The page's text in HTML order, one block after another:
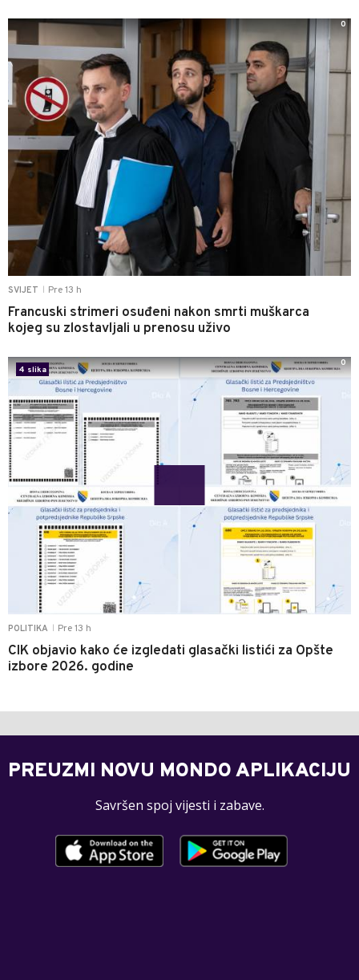
SVIJET Pre 13 h
Francuski strimeri osuđeni nakon smrti muškarca
kojeg su zlostavljali u prenosu uživo
0
POLITIKA Pre 13 h
CIK objavio kako će izgledati glasački listići za Opšte
izbore 2026. godine
4 slika
0
PREUZMI NOVU MONDO APLIKACIJU
Savršen spoj vijesti i zabave.